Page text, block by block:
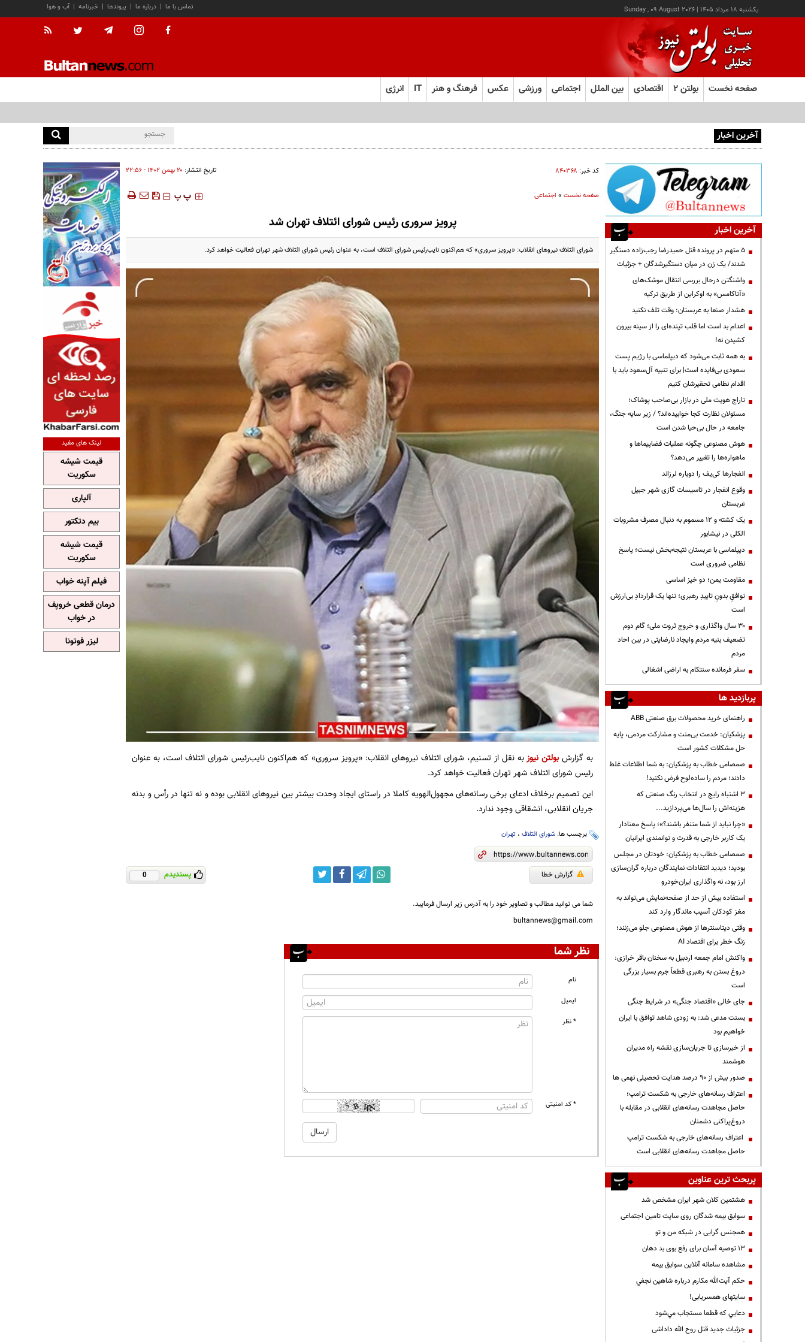
يکشنبه ۱۸ مرداد ۱۴۰۵ |
Sunday , 09 August 2026 آب و هوا | خبرنامه | پیوندها | درباره ما | تماس با ما
صفحه نخست بولتن ۲ اقتصادی بین الملل اجتماعی ورزشی عکس فرهنگ و هنر IT انرژی
آخرین اخبار
کد خبر: ۸۴۰۳۶۸ تاریخ انتشار: ۲۰ بهمن ۱۴۰۲ - ۲۲:۵۶
صفحه نخست» اجتماعی ‍‍‍ پ پ
پرویز سروری رئیس شورای ائتلاف تهران شد
شورای ائتلاف نیروهای انقلاب: «پرویز سروری» که هم‌اکنون نایب‌رئیس شورای ائتلاف است، به عنوان رئیس شورای ائتلاف شهر تهران فعالیت خواهد کرد.
به گزارش بولتن نیوزبه نقل از تسنیم، شورای ائتلاف نیروهای انقلاب: «پرویز سروری» که هم‌اکنون نایب‌رئیس شورای ائتلاف است، به عنوان
رئیس شورای ائتلاف شهر تهران فعالیت خواهد کرد.
این تصمیم برخلاف ادعای برخی رسانه‌های مجهول‌الهویه کاملا در راستای ایجاد وحدت بیشتر بین نیروهای انقلابی بوده و نه تنها در رأس و بدنه
جریان انقلابی، انشقاقی وجود ندارد.
برچسب ها: شورای ائتلاف، تهران
گزارش خطا پسندیدم 0
شما می توانید مطالب و تصاویر خود را به آدرس زیر ارسال فرمایید.
bultannews@gmail.com
نظر شما
نام
ایمیل
* نظر
* کد امنیتی
آخرین اخبار
۵ متهم در پرونده قتل حمیدرضا رجب‌زاده دستگیر
شدند/ یک زن در میان دستگیرشدگان + جزئیات
واشنگتن درحال بررسی انتقال موشک‌های
«آتاکامس» به اوکراین از طریق ترکیه
هشدار صنعا به عربستان: وقت تلف نکنید
اعدام بد است اما قلب تپنده‌ای را از سینه بیرون
کشیدن نه!
به همه ثابت می‌شود که دیپلماسی با رژیم پست
سعودی بی‌فایده است| برای تنبیه آل‌سعود باید با
اقدام نظامی تحقیرشان کنیم
تاراج هویت ملی در بازار بی‌صاحب پوشاک؛
مسئولان نظارت کجا خوابیده‌اند؟ / زیر سایه جنگ،
جامعه در حال بی‌حیا شدن است
هوش مصنوعی چگونه عملیات فضاپیماها و
ماهواره‌ها را تغییر می‌دهد؟
انفجارها کی‌یف را دوباره لرزاند
وقوع انفجار در تاسیسات گازی شهر جبیل
عربستان
یک کشته و ۱۲ مسموم به دنبال مصرف مشروبات
الکلی در نیشابور
دیپلماسی با عربستان نتیجه‌بخش نیست؛ پاسخ
نظامی ضروری است
مقاومت یمن؛ دو خیز اساسی
توافقِ بدونِ تاییدِ رهبری؛ تنها یک قراردادِ بی‌ارزش
است
۳۰ سال واگذاری و خروج ثروت ملی؛ گام دوم
تضعیف بنیه مردم وایجاد نارضایتی در بین احاد
مردم
سفر فرمانده سنتکام به اراضی اشغالی
پربازدید ها
راهنمای خرید محصولات برق صنعتی ABB
پزشکیان: خدمت بی‌منت و مشارکت مردمی، پایه
حل مشکلات کشور است
صمصامی خطاب به پزشکیان: به شما اطلاعات غلط
دادند؛ مردم را ساده‌لوح فرض نکنید!
3 اشتباه رایج در انتخاب رنگ صنعتی که
هزینه‌اش را سال‌ها می‌پردازید...
«چرا نباید از شما متنفر باشند؟»؛ پاسخ معنادار
یک کاربر خارجی به قدرت و توانمندی ایرانیان
صمصامی خطاب به پزشکیان: خودتان در مجلس
بودید؛ دیدید انتقادات نمایندگان درباره گران‌سازی
ارز بود، نه واگذاری ایران‌خودرو
استفاده بیش از حد از صفحه‌نمایش می‌تواند به
مغز کودکان آسیب ماندگار وارد کند
وقتی دیتاسنترها از هوش مصنوعی جلو می‌زنند؛
زنگ خطر برای اقتصاد AI
واکنش امام جمعه اردبیل به سخنان باقر خرازی:
دروغ بستن به رهبری قطعاً جرم بسیار بزرگی
است
جای خالی «اقتصاد جنگی» در شرایط جنگی
بسنت مدعی شد: به زودی شاهد توافق با ایران
خواهیم بود
از خبرسازی تا جریان‌سازی نقشه راه مدیران
هوشمند
صدور بیش از ۹۰ درصد هدایت تحصیلی نهمی ها
اعتراف رسانه‌های خارجی به شکست ترامپ؛
حاصل مجاهدت رسانه‌های انقلابی در مقابله با
دروغ‌پراکنی دشمنان
اعتراف رسانه‌های خارجی به شکست ترامپ
حاصل مجاهدت رسانه‌های انقلابی است
پربحث ترین عناوین
هشتمین کلان شهر ایران مشخص شد
سوابق بیمه شدگان روی سایت تامین اجتماعی
همجنس گرایی در شبکه من و تو
13 توصیه آسان برای رفع بوی بد دهان
مشاهده سامانه آنلاين سوابق بیمه
حكم آيت‌الله مكارم درباره شاهين نجفي
سایتهای همسریابی!
دعايي كه قطعا مستجاب مي‌شود
جزئیات جدید قتل روح الله داداشی
لینک های مفید
قیمت شیشه
سکوریت
آلپاری
بیم دتکتور
قیمت شیشه
سکوریت
فیلم آپنه خواب
درمان قطعی خروپف
در خواب
لیزر فوتونا